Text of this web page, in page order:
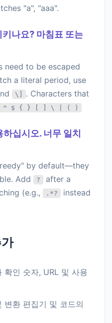
"a", "aaa".
나요? 마침표 또는
need to be escaped
a literal period, use
\]
. Characters that
^ $ { } [ ] \ | ( )
십시오. 너무 일치
by default—they
Add
?
after a
(e.g.,
.*?
instead
확인 숫자, URL 및 사용
변환 편집기 및 코드의